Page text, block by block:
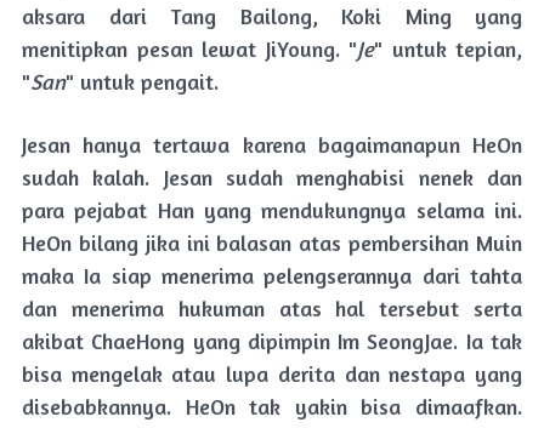
aksara dari Tang Bailong, Koki Ming yang
menitipkan pesan lewat JiYoung. "Je" untuk tepian,
"San" untuk pengait.
Jesan hanya tertawa karena bagaimanapun HeOn
sudah kalah. Jesan sudah menghabisi nenek dan
para pejabat Han yang mendukungnya selama ini.
HeOn bilang jika ini balasan atas pembersihan Muin
maka Ia siap menerima pelengserannya dari tahta
dan menerima hukuman atas hal tersebut serta
akibat ChaeHong yang dipimpin Im SeongJae. Ia tak
bisa mengelak atau lupa derita dan nestapa yang
disebabkannya. HeOn tak yakin bisa dimaafkan.